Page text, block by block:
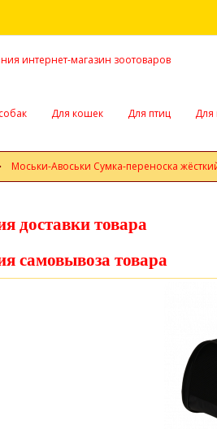
Для кошек Для птиц Для
Моськи-Авоськи Сумка-переноска
доставки товара
самовывоза товара